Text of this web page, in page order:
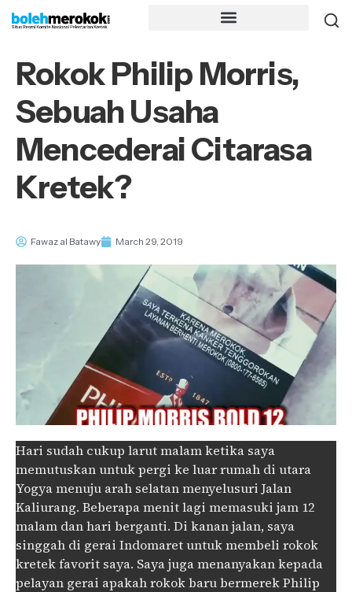
Rokok Philip Morris,
Sebuah Usaha
Mencederai Citarasa
Kretek?
Fawaz al Batawy March 29, 2019
Hari sudah cukup larut malam ketika saya
memutuskan untuk pergi ke luar rumah di utara
Yogya menuju arah selatan menyelusuri Jalan
Kaliurang. Beberapa menit lagi memasuki jam 12
malam dan hari berganti. Di kanan jalan, saya
singgah di gerai Indomaret untuk membeli rokok
kretek favorit saya. Saya juga menanyakan kepada
pelayan gerai apakah rokok baru bermerek Philip